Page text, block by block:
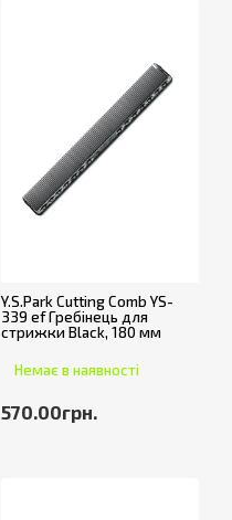
Y.S.Park Cutting Comb YS-
339 ef Гребінець для
стрижки Black, 180 мм
Немає в наявності
570.00грн.